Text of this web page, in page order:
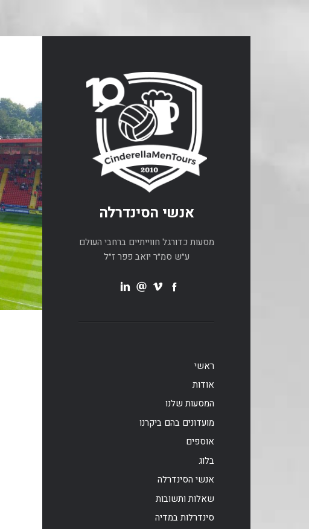
אנשי הסינדרלה
מסעות כדורגל חווייתיים ברחבי העולם
ע״ש סמ״ר יואב פפר ז״ל
ראשי
אודות
המסעות שלנו
מועדונים בהם ביקרנו
אוספים
בלוג
אנשי הסינדרלה
שאלות ותשובות
סינדרלות במדיה